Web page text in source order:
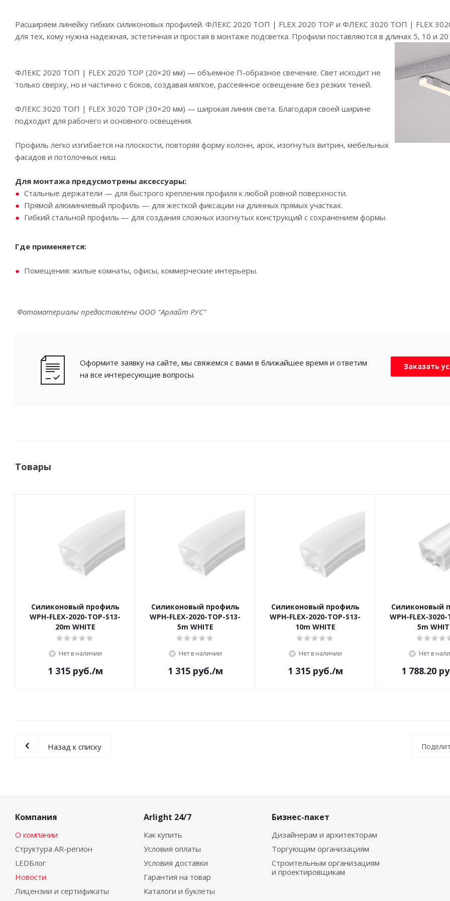
Расширяем линейку гибких силиконовых профилей. ФЛЕКС 2020 ТОП | FLEX 2020 TOP и ФЛЕКС 3020 ТОП | FLEX
для тех, кому нужна надежная, эстетичная и простая в монтаже подсветка. Профили поставляются в длинах 5, 10 и
ФЛЕКС 2020 ТОП | FLEX 2020 TOP (20×20 мм) — объемное П-образное свечение. Свет исходит не
только сверху, но и частично с боков, создавая мягкое, рассеянное освещение без резких теней.
ФЛЕКС 3020 ТОП | FLEX 3020 TOP (30×20 мм) — широкая линия света. Благодаря своей ширине
подходит для рабочего и основного освещения.
Профиль легко изгибается на плоскости, повторяя форму колонн, арок, изогнутых витрин, мебельных
фасадов и потолочных ниш.
Для монтажа предусмотрены аксессуары:
Стальные держатели — для быстрого крепления профиля к любой ровной поверхности.
Прямой алюминиевый профиль — для жесткой фиксации на длинных прямых участках.
Гибкий стальной профиль — для создания сложных изогнутых конструкций с сохранением формы.
Где применяется:
Помещения: жилые комнаты, офисы, коммерческие интерьеры.
Фотоматериалы предоставлены ООО "Арлайт РУС"
Оформите заявку на сайте, мы свяжемся с вами в ближайшее время и ответим
на все интересующие вопросы.
Заказать
Товары
Силиконовый профиль
WPH-FLEX-2020-TOP-S13-
20m WHITE
Нет в наличии
1 315руб./м
Силиконовый профиль
WPH-FLEX-2020-TOP-S13-
5m WHITE
Нет в наличии
1 315руб./м
Силиконовый профиль
WPH-FLEX-2020-TOP-S13-
10m WHITE
Нет в наличии
1 315руб./м
Силиконовый
WPH-FLEX-
5m
Нет в
1 788.20
Назад к списку
Компания
О компании
Структура AR-регион
LEDБлог
Новости
Лицензии и сертификаты
Arlight 24/7
Как купить
Условия оплаты
Условия доставки
Гарантия на товар
Каталоги и буклеты
Бизнес-пакет
Дизайнерам и архитекторам
Торгующим организациям
Строительным организациям
и проектировщикам